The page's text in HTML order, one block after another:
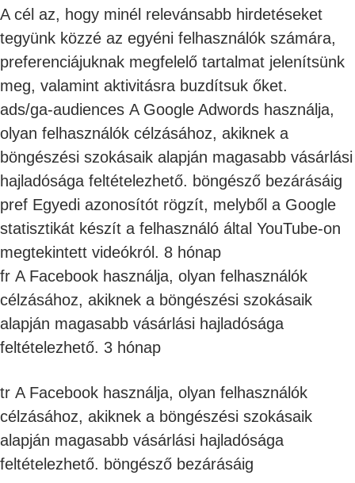
A cél az, hogy minél relevánsabb hirdetéseket
tegyünk közzé az egyéni felhasználók számára,
preferenciájuknak megfelelő tartalmat jelenítsünk
meg, valamint aktivitásra buzdítsuk őket.
ads/ga-audiences A Google Adwords használja,
olyan felhasználók célzásához, akiknek a
böngészési szokásaik alapján magasabb vásárlási
hajladósága feltételezhető. böngésző bezárásáig
pref Egyedi azonosítót rögzít, melyből a Google
statisztikát készít a felhasználó által YouTube-on
megtekintett videókról. 8 hónap
fr A Facebook használja, olyan felhasználók
célzásához, akiknek a böngészési szokásaik
alapján magasabb vásárlási hajladósága
feltételezhető. 3 hónap
tr A Facebook használja, olyan felhasználók
célzásához, akiknek a böngészési szokásaik
alapján magasabb vásárlási hajladósága
feltételezhető. böngésző bezárásáig